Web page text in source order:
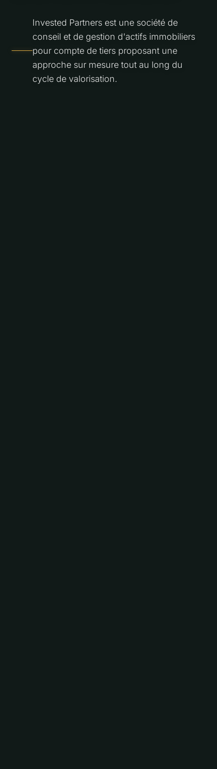
Invested Partners est une société de
conseil et de gestion d'actifs immobiliers
pour compte de tiers proposant une
approche sur mesure tout au long du
cycle de valorisation.